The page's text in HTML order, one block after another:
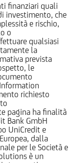
finanziari quali
investimento, che
e rischio,
o
qualsiasi
la
prevista
le
richiesto
pagina ha finalità
Bank GmbH
UniCredit e
dalla
per le Società e
è un